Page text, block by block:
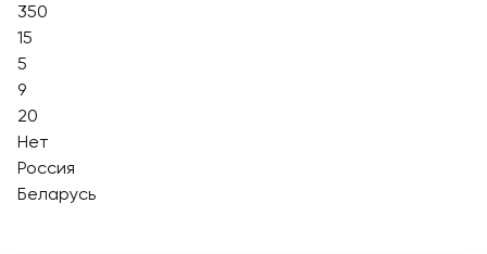
350
15
5
9
20
Нет
Россия
Беларусь